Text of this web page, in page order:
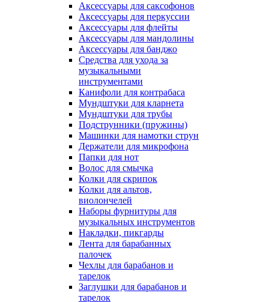
Аксессуары для саксофонов
Аксессуары для перкуссии
Аксессуары для флейты
Аксессуары для мандолины
Аксессуары для банджо
Средства для ухода за
музыкальными
инструментами
Канифоли для контрабаса
Мундштуки для кларнета
Мундштуки для трубы
Подструнники (пружины)
Машинки для намотки струн
Держатели для микрофона
Папки для нот
Волос для смычка
Колки для скрипок
Колки для альтов,
виолончелей
Наборы фурнитуры для
музыкальных инструментов
Накладки, пикгарды
Лента для барабанных
палочек
Чехлы для барабанов и
тарелок
Заглушки для барабанов и
тарелок